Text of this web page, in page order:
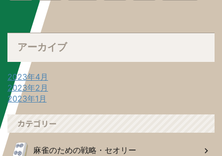
アーカイブ
2023年4月
2023年2月
2023年1月
カテゴリー
麻雀のための戦略・セオリー